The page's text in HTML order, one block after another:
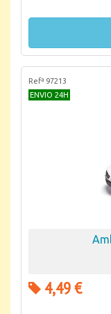
Refª 97213
ENVIO 24H
4,49 €